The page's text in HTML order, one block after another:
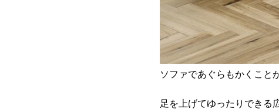
ソファであぐらもかくこと
足を上げてゆったりできる